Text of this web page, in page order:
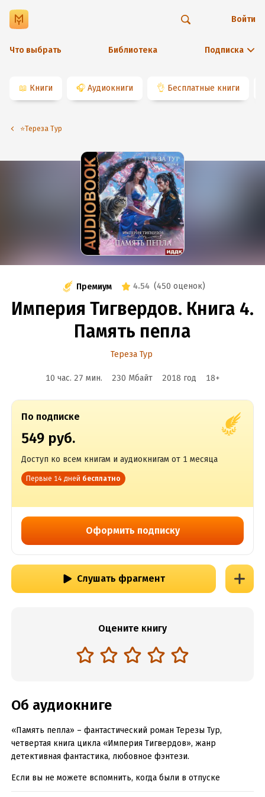
Что выбрать Библиотека Подписка
Войти
📖 Книги 🎧 Аудиокниги 👌 Бесплатные книги
⭐️Тереза Тур
Премиум 4.54 (450 оценок)
Империя Тигвердов. Книга 4.
Память пепла
Тереза Тур
10 час. 27 мин. 230 Мбайт 2018 год 18+
По подписке
549 руб.
Доступ ко всем книгам и аудиокнигам от 1 месяца
Первые 14 дней бесплатно
Оформить подписку
Слушать фрагмент
Оцените книгу
Об аудиокниге
«Память пепла» – фантастический роман Терезы Тур,
четвертая книга цикла «Империя Тигвердов», жанр
детективная фантастика, любовное фэнтези.
Если вы не можете вспомнить, когда были в отпуске